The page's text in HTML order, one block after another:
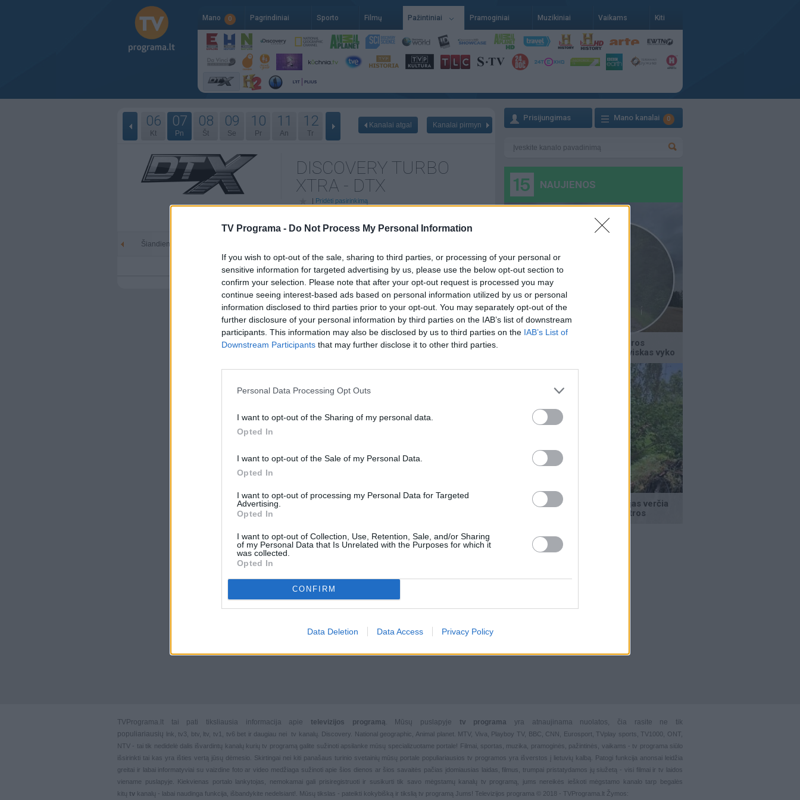
TV Programa - Do Not Process My Personal Information
If you wish to opt-out of the sale, sharing to third parties, or processing of your personal or
sensitive information for targeted advertising by us, please use the below opt-out section to
confirm your selection. Please note that after your opt-out request is processed you may
continue seeing interest-based ads based on personal information utilized by us or personal
information disclosed to third parties prior to your opt-out. You may separately opt-out of the
further disclosure of your personal information by third parties on the IAB’s list of downstream
participants. This information may also be disclosed by us to third parties on the IAB’s List of
Downstream Participants that may further disclose it to other third parties.
Personal Data Processing Opt Outs
I want to opt-out of the Sharing of my personal data.
Opted In
I want to opt-out of the Sale of my Personal Data.
Opted In
I want to opt-out of processing my Personal Data for Targeted
Advertising.
Opted In
I want to opt-out of Collection, Use, Retention, Sale, and/or Sharing
of my Personal Data that Is Unrelated with the Purposes for which it
was collected.
Opted In
CONFIRM
Data Deletion Data Access Privacy Policy
Mano 0 Pagrindiniai Sporto Filmų Pažintiniai Pramoginiai Muzikiniai Vaikams Kiti
06
Kt
07
Pn
08
Št
09
Se
10
Pr
11
An
12
Tr
Kanalai atgal Kanalai pirmyn
DISCOVERY TURBO
XTRA - DTX
| Pridėti pasirinkimą
Šiandien - 08-07
Prisijungimas Mano kanalai 0
TVPrograma.lt tai pati tiksliausia informacija apie televizijos programą. Mūsų puslapyje tv programa
yra atnaujinama nuolatos, čia rasite ne tik
populiariausių lnk tv3 btv, ltv tv1 tv6 bet ir daugiau nei tv kanalų. Discovery. National geographic, Animal planet. MTV, Viva, Playboy TV, BBC, CNN, Eurosport, TVplay sports , TV1000, ONT,
NTV - tai tik nedidelė dalis išvardintų kanalų kurių tv programą galite sužinoti apsilanke mūsų specializuotame portale! Filmai, sportas muzika pramoginės pažintinės vaikams - tv programa siūlo
išsirinkti tai kas yra išties vertą jūsų dėmesio. Skirtingai nei kiti panašaus turinio svetainių mūsų portale populiariausios tv programos yra išverstos į lietuvių kalbą. Patogi funkcija anonsai leidžia
greitai ir labai informatyviai su vaizdine foto ar video medžiaga sužinoti apie šios dienos ar šios savaitės pačias įdomiausias laidas, filmus, trumpai pristatydamos jų siužetą - visi filmai ir tv laidos
viename puslapyje. Kiekvienas portalo lankytojas, nemokamai gali prisiregistruoti ir susikurti tik savo mėgstamų kanalų
tv programą, jums nereikės ieškoti mėgstamo kanalo tarp begalės
kitų tv kanalų - labai naudinga funkcija, išbandykite nedelsiant!. Mūsų tikslas - pateikti kokybišką ir tikslią tv programą Jums! Televizijos programa © 2018 - TVPrograma.lt Žymos: